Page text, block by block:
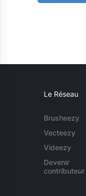
Le Réseau
Brusheezy
Vecteezy
Videezy
Devenir
contributeur